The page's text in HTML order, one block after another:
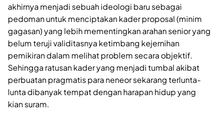
akhirnya menjadi sebuah ideologi baru sebagai
pedoman untuk menciptakan kader proposal (minim
gagasan) yang lebih mementingkan arahan senior yang
belum teruji validitasnya ketimbang kejernihan
pemikiran dalam melihat problem secara objektif.
Sehingga ratusan kader yang menjadi tumbal akibat
perbuatan pragmatis para neneor sekarang terlunta-
lunta dibanyak tempat dengan harapan hidup yang
kian suram.